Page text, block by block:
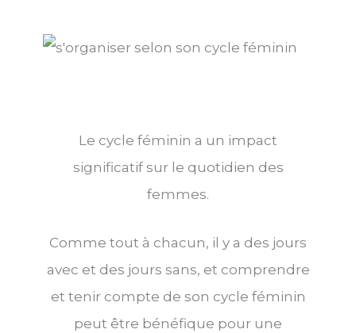
Le cycle féminin a un impact
significatif sur le quotidien des
femmes.
Comme tout à chacun, il y a des jours
avec et des jours sans, et comprendre
et tenir compte de son cycle féminin
peut être bénéfique pour une